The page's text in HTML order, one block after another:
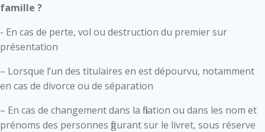
famille ?
- En cas de perte, vol ou destruction du premier sur
présentation
– Lorsque l’un des titulaires en est dépourvu, notamment
en cas de divorce ou de séparation
– En cas de changement dans la filiation ou dans les nom et
prénoms des personnes figurant sur le livret, sous réserve